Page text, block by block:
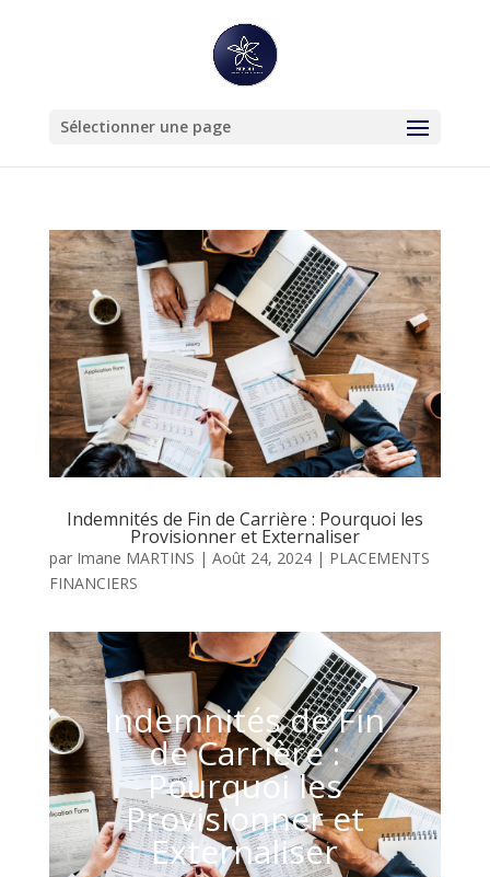
Sélectionner une page
Indemnités de Fin de Carrière : Pourquoi les
Provisionner et Externaliser
par Imane MARTINS | Août 24, 2024| PLACEMENTS
FINANCIERS
Indemnités de Fin
de Carrière :
Pourquoi les
Provisionner et
Externaliser